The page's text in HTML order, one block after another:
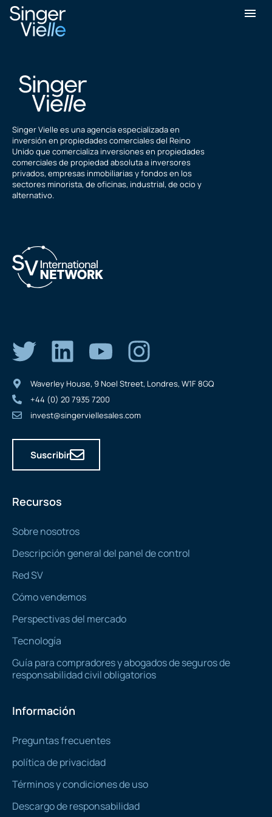
Jaspal Singh
Singer Vielle es una agencia especializada en
inversión en propiedades comerciales del Reino
Unido que comercializa inversiones en propiedades
comerciales de propiedad absoluta a inversores
privados, empresas inmobiliarias y fondos en los
sectores minorista, de oficinas, industrial, de ocio y
alternativo.
Recursos
Sobre nosotros
Descripción general del panel de control
Red SV
Cómo vendemos
Perspectivas del mercado
Tecnología
Guía para compradores y abogados de seguros de
responsabilidad civil obligatorios
Información
Preguntas frecuentes
política de privacidad
Términos y condiciones de uso
Descargo de responsabilidad
Waverley House, 9 Noel Street, Londres, W1F 8GQ
+44 (0) 20 7935 7200
invest@singerviellesales.com
Suscribir